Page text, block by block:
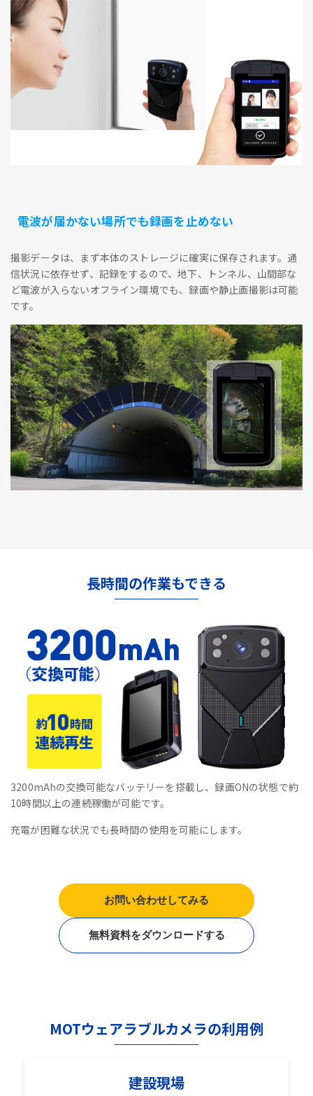
電波が届かない場所でも録画を止めない
撮影データは、まず本体のストレージに確実に保存されます。通
信状況に依存せず、記録をするので、地下、トンネル、山間部な
ど電波が入らないオフライン環境でも、録画や静止画撮影は可能
です。
長時間の作業もできる
3200mAhの交換可能なバッテリーを搭載し、録画ONの状態で約
10時間以上の連続稼働が可能です。
充電が困難な状況でも長時間の使用を可能にします。
お問い合わせしてみる
無料資料をダウンロードする
MOTウェアラブルカメラの利用例
建設現場